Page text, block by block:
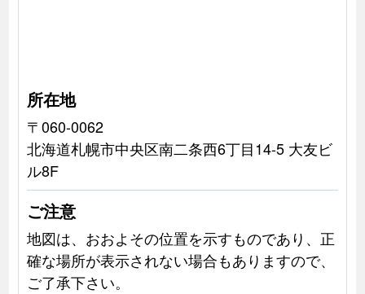
所在地
〒060-0062
北海道札幌市中央区南二条西6丁目14-5 大友ビ
ル8F
ご注意
地図は、おおよその位置を示すものであり、正
確な場所が表示されない場合もありますので、
ご了承下さい。